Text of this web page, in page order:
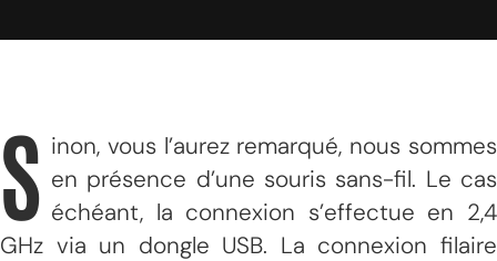
S inon, vous l’aurez remarqué, nous sommes
en présence d’une souris sans-fil. Le cas
échéant, la connexion s’effectue en 2,4
GHz via un dongle USB. La connexion filaire